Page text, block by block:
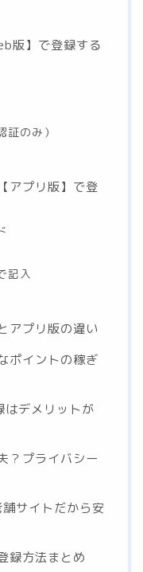
版】で登録する
のみ）
アプリ版】で登
記入
アプリ版の違い
ポイントの稼ぎ
はデメリットが
？プライバシー
サイトだから安
録方法まとめ